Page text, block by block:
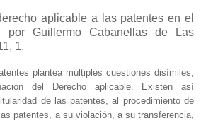
aplicable a las patentes en el
por Guillermo Cabanellas de Las
1.
plantea múltiples cuestiones disímiles,
del Derecho aplicable. Existen así
de las patentes, al procedimiento de
patentes, a su violación, a su transferencia,